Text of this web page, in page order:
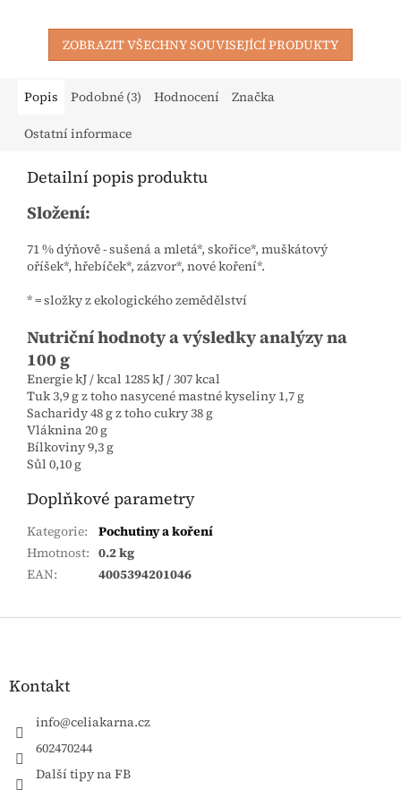
ZOBRAZIT VŠECHNY SOUVISEJÍCÍ PRODUKTY
Popis Podobné (3) Hodnocení Značka
Ostatní informace
Detailní popis produktu
Složení:
71 % dýňově - sušená a mletá*, skořice*, muškátový
oříšek*, hřebíček*, zázvor*, nové koření*.
* = složky z ekologického zemědělství
Nutriční hodnoty a výsledky analýzy na
100 g
Energie kJ / kcal 1285 kJ / 307 kcal
Tuk 3,9 g z toho nasycené mastné kyseliny 1,7 g
Sacharidy 48 g z toho cukry 38 g
Vláknina 20 g
Bílkoviny 9,3 g
Sůl 0,10 g
Doplňkové parametry
Kategorie:
Pochutiny a koření
Hmotnost: 0.2 kg
EAN: 4005394201046
Zápatí
Kontakt
info@celiakarna.cz
602470244
Další tipy na FB